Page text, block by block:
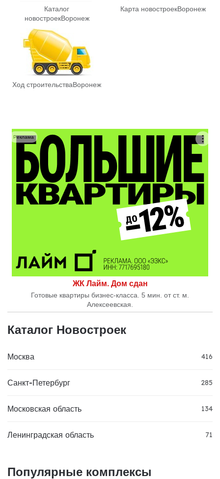
Каталог
новостроекВоронеж
Карта новостроекВоронеж
Ход строительстваВоронеж
ЖК Лайм. Дом сдан
Готовые квартиры бизнес-класса. 5 мин. от ст. м.
Алексеевская.
Реклама
Каталог Новостроек
Москва 416
Санкт-Петербург 285
Московская область 134
Ленинградская область 71
Популярные комплексы